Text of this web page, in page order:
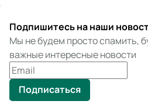
Подпишитесь на наши
Мы не будем просто спамить,
важные интересные новости
Подписаться